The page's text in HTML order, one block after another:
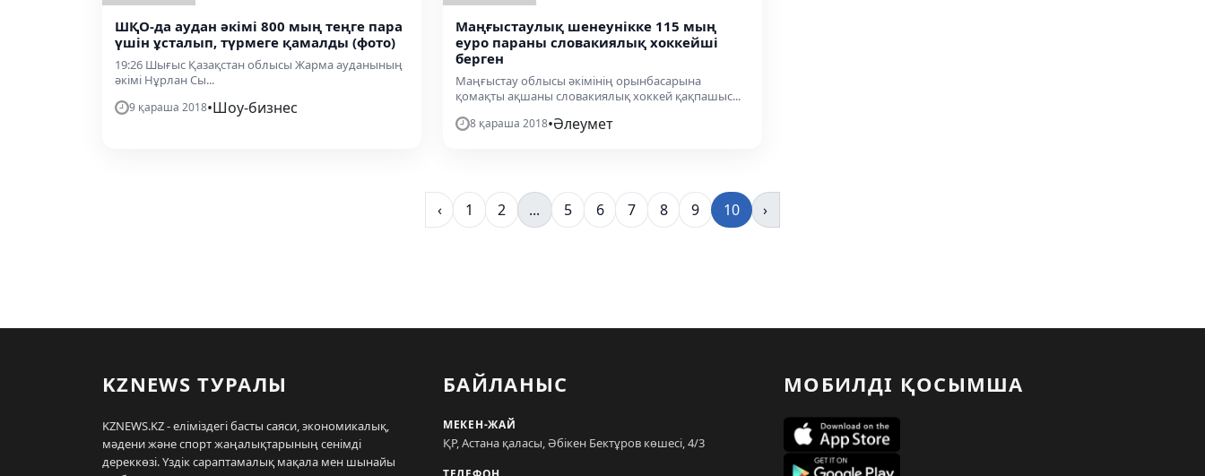
ШҚО-да аудан әкімі 800 мың теңге пара
үшін ұсталып, түрмеге қамалды (фото)
19:26 Шығыс Қазақстан облысы Жарма ауданының
әкімі Нұрлан Сы...
9 қараша 2018•Шоу-бизнес
Маңғыстаулық шенеунікке 115 мың
еуро параны словакиялық хоккейші
берген
Маңғыстау облысы әкімінің орынбасарына
қомақты ақшаны словакиялық хоккей қақпашыс...
8 қараша 2018•Әлеумет
‹ 1 2 ... 5 6 7 8 9 10 ›
KZNEWS ТУРАЛЫ
KZNEWS.KZ - еліміздегі басты саяси, экономикалық,
мәдени және спорт жаңалықтарының сенімді
дереккөзі. Үздік сараптамалық мақала мен шынайы
БАЙЛАНЫС
МЕКЕН-ЖАЙ
ҚР, Астана қаласы, Әбікен Бектұров көшесі, 4/3
МОБИЛДІ ҚОСЫМША